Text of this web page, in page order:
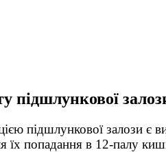
підшлункової
підшлункової залози є
їх попадання в 12-палу